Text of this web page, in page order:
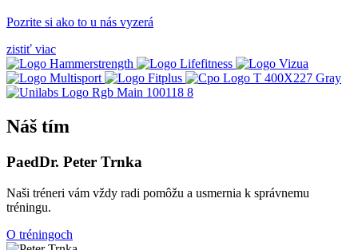
Pozrite si ako to u nás vyzerá
zistiť viac
Náš tím
PaedDr. Peter Trnka
Naši tréneri vám vždy radi pomôžu a usmernia k správnemu
tréningu.
O tréningoch